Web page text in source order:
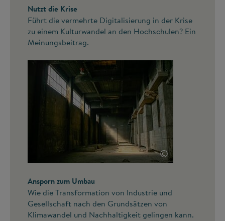
Nutzt die Krise
Führt die vermehrte Digitalisierung in der Krise
zu einem Kulturwandel an den Hochschulen? Ein
Meinungsbeitrag.
©
Ansporn zum Umbau
Wie die Transformation von Industrie und
Gesellschaft nach den Grundsätzen von
Klimawandel und Nachhaltigkeit gelingen kann.